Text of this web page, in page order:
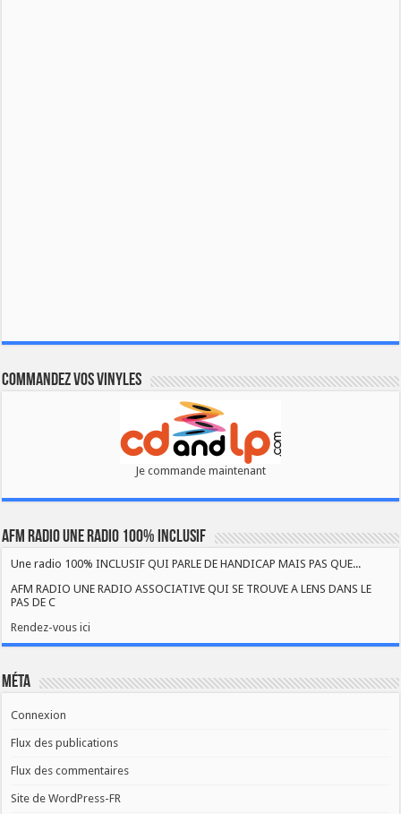
Commandez vos vinyles
Je commande maintenant
AFM RADIO UNE RADIO 100% INCLUSIF
Une radio 100% INCLUSIF QUI PARLE DE HANDICAP MAIS PAS QUE...
AFM RADIO UNE RADIO ASSOCIATIVE QUI SE TROUVE A LENS DANS LE
PAS DE C
Rendez-vous ici
Méta
Connexion
Flux des publications
Flux des commentaires
Site de WordPress-FR